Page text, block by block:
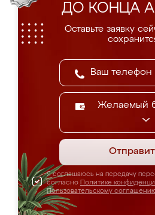
ДО КОНЦА
Оставьте заявку
Желаемый
Я соглашаюсь на передачу
согласно Политике
Пользовательскому